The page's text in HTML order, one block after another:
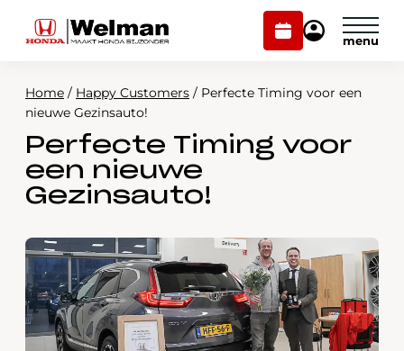
Plan
onderhoud
Mijn
Modellen
Voorraad
Onderhoud en service
Over ons
Webshop
Contact
Plan onderhoud
Mijn Honda Welman
Home / Happy Customers / Perfecte Timing voor een
nieuwe Gezinsauto!
Perfecte Timing voor
een nieuwe
Gezinsauto!